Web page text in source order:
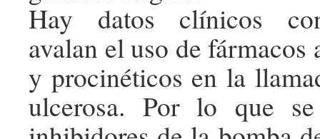
Hay datos clínicos
avalan el uso de fármacos
y procinéticos en la
ulcerosa. Por lo que